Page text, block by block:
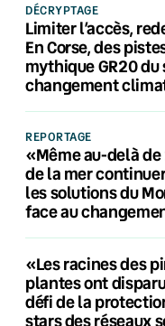
DÉCRYPTAGE
Limiter l’accès,
En Corse, des
mythique GR20
changement
REPORTAGE
«Même au-delà de
de la mer
les solutions du
face au
«Les racines des
plantes ont
défi de la
stars des réseaux